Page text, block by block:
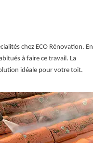
chez ECO Rénovation. En
à faire ce travail. La
idéale pour votre toit.